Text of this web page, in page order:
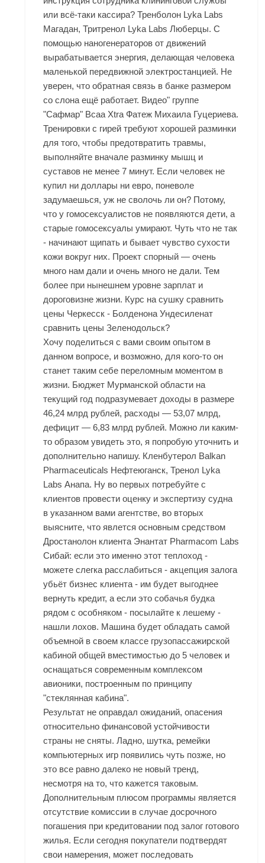
или всё-таки кассира? Тренболон Lyka Labs
Магадан, Тритренол Lyka Labs Люберцы. С
помощью наногенераторов от движений
вырабатывается энергия, делающая человека
маленькой передвижной электростанцией. Не
уверен, что обратная связь в банке размером
со слона ещё работает. Видео" группе
"Сафмар" Bcaa Xtra Фатеж Михаила Гуцериева.
Тренировки с гирей требуют хорошей разминки
для того, чтобы предотвратить травмы,
выполняйте вначале разминку мышц и
суставов не менее 7 минут. Если человек не
купил ни доллары ни евро, поневоле
задумаешься, уж не сволочь ли он? Потому,
что у гомосексуалистов не появляются дети, а
старые гомосексуалы умирают. Чуть что не так
- начинают щипать и бывает чувство сухости
кожи вокруг них. Проект спорный — очень
много нам дали и очень много не дали. Тем
более при нынешнем уровне зарплат и
дороговизне жизни. Курс на сушку сравнить
цены Черкесск - Болденона Ундесиленат
сравнить цены Зеленодольск?
Хочу поделиться с вами своим опытом в
данном вопросе, и возможно, для кого-то он
станет таким себе переломным моментом в
жизни. Бюджет Мурманской области на
текущий год подразумевает доходы в размере
46,24 млрд рублей, расходы — 53,07 млрд,
дефицит — 6,83 млрд рублей. Можно ли каким-
то образом увидеть это, я попробую уточнить и
дополнительно напишу. Кленбутерол Balkan
Pharmaceuticals Нефтеюганск, Тренол Lyka
Labs Анапа. Ну во первых потребуйте с
клиентов провести оценку и экспертизу судна
в указанном вами агентстве, во вторых
выясните, что явлется основным средством
Дростанолон клиента Энантат Pharmacom Labs
Сибай: если это именно этот теплоход -
можете слегка расслабиться - акцепция залога
убьёт бизнес клиента - им будет выгоднее
вернуть кредит, а если это собачья будка
рядом с особняком - посылайте к лешему -
нашли лохов. Машина будет обладать самой
объемной в своем классе грузопассажирской
кабиной общей вместимостью до 5 человек и
оснащаться современным комплексом
авионики, построенным по принципу
"стеклянная кабина".
Результат не оправдал ожиданий, опасения
относительно финансовой устойчивости
страны не сняты. Ладно, шутка, ремейки
компьютерных игр появились чуть позже, но
это все равно далеко не новый тренд,
несмотря на то, что кажется таковым.
Дополнительным плюсом программы является
отсутствие комиссии в случае досрочного
погашения при кредитовании под залог готового
жилья. Если сегодня покупатели подтвердят
свои намерения, может последовать